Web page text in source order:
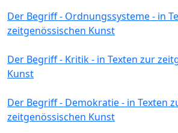
Der Begriff - Ordnungssysteme - in
zeitgenössischen Kunst
Der Begriff - Kritik - in Texten zur
Kunst
Der Begriff - Demokratie - in Texten
zeitgenössischen Kunst